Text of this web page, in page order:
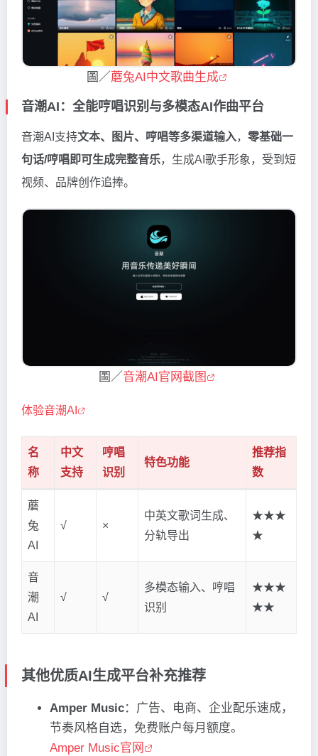
圖／ 蘑兔AI中文歌曲生成
音潮AI：全能哼唱识别与多模态AI作曲平台
音潮AI支持文本、图片、哼唱等多渠道输入， 零基础一
句话/哼唱即可生成完整音乐，生成AI歌手形象，受到短
视频、品牌创作追捧。
圖／ 音潮AI官网截图
体验音潮AI
名
称
中文
支持
哼唱
识别
特色功能
推荐指
数
蘑
兔
AI
√ ×
中英文歌词生成、
分轨导出
★★★
★
音
潮
AI
√ √
多模态输入、哼唱
识别
★★★
★★
其他优质AI生成平台补充推荐
Amper Music：广告、电商、企业配乐速成，
节奏风格自选，免费账户每月额度。
Amper Music官网